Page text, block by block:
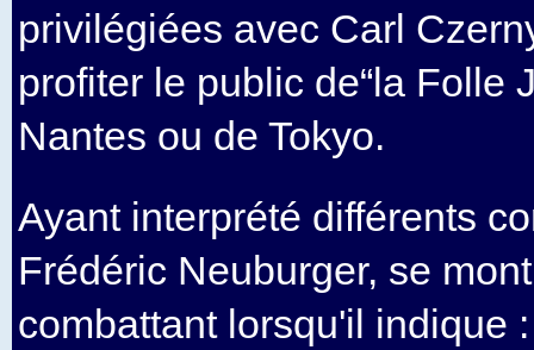
privilégiées avec Carl
profiter le public de“la Folle
Nantes ou de Tokyo.
Ayant interprété différents
Frédéric Neuburger, se
combattant lorsqu'il indique